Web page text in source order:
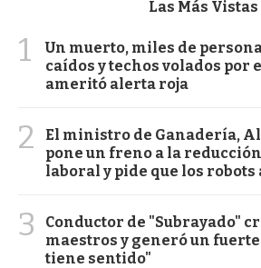
Las Más Vistas
1
Un muerto, miles de
caídos y techos volados por
ameritó alerta roja
2
El ministro de Ganadería,
pone un freno a la
laboral y pide que los robots
3
Conductor de "Subrayado"
maestros y generó un fuerte
tiene sentido"